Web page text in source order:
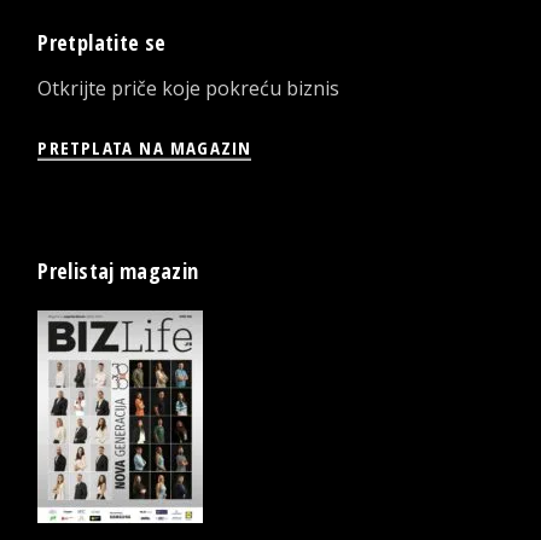
Pretplatite se
Otkrijte priče koje pokreću biznis
PRETPLATA NA MAGAZIN
Prelistaj magazin